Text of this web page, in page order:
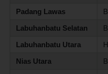
Padang Lawas
Labuhanbatu Selatan
Labuhanbatu Utara
Nias Utara